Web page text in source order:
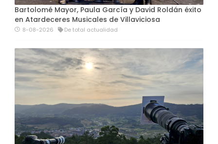
Bartolomé Mayor, Paula García y David Roldán éxito
en Atardeceres Musicales de Villaviciosa
8-08-2026 De total actualidad